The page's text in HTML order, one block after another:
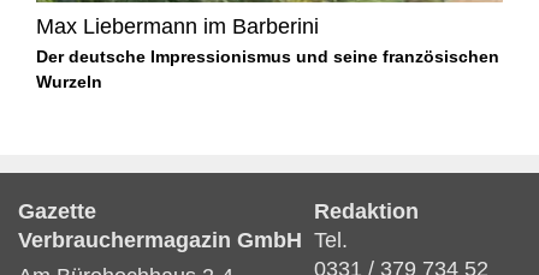
Max Liebermann im Barberini
Der deutsche Impressionismus und seine französischen
Wurzeln
Gazette
Verbrauchermagazin GmbH
Redaktion
Tel.
0331 / 379 734 52